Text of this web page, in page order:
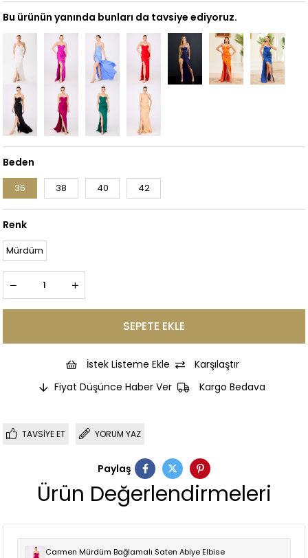
Bu ürünün yanında bunları da tavsiye ediyoruz.
Beden
36 38 40 42
Renk
Mürdüm
İstek Listeme Ekle
Karşılaştır
Fiyat Düşünce Haber Ver
Kargo Bedava
TAVSIYE ET YORUM YAZ
Paylaş
Ürün Değerlendirmeleri
Carmen Mürdüm Bağlamalı Saten Abiye Elbise